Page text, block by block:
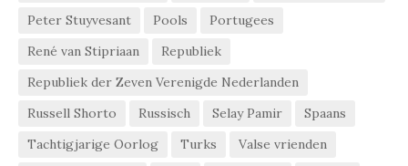
Peter Stuyvesant
Pools
Portugees
René van Stipriaan
Republiek
Republiek der Zeven Verenigde Nederlanden
Russell Shorto
Russisch Selay Pamir
Spaans
Tachtigjarige Oorlog
Turks
Valse vrienden